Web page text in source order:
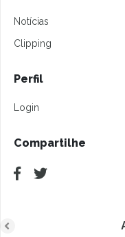
Notícias
Clipping
Perfil
Login
Compartilhe